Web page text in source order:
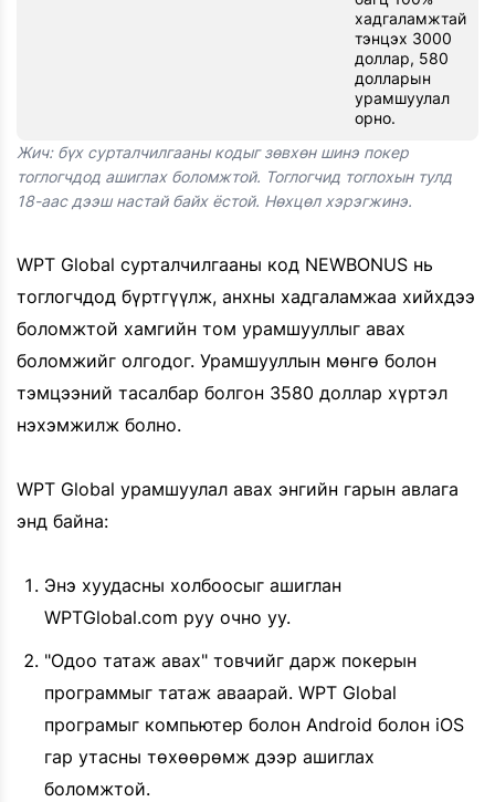
хадгаламжтай
тэнцэх 3000
доллар, 580
долларын
урамшуулал
орно.
Жич: бүх сурталчилгааны кодыг зөвхөн шинэ покер
тоглогчдод ашиглах боломжтой. Тоглогчид тоглохын тулд
18-аас дээш настай байх ёстой. Нөхцөл хэрэгжинэ.
WPT Global сурталчилгааны код NEWBONUS нь
тоглогчдод бүртгүүлж, анхны хадгаламжаа хийхдээ
боломжтой хамгийн том урамшууллыг авах
боломжийг олгодог. Урамшууллын мөнгө болон
тэмцээний тасалбар болгон 3580 доллар хүртэл
нэхэмжилж болно.
WPT Global урамшуулал авах энгийн гарын авлага
энд байна:
Энэ хуудасны холбоосыг ашиглан
WPTGlobal.com руу очно уу.
"Одоо татаж авах" товчийг дарж покерын
программыг татаж аваарай. WPT Global
програмыг компьютер болон Android болон iOS
гар утасны төхөөрөмж дээр ашиглах
боломжтой.